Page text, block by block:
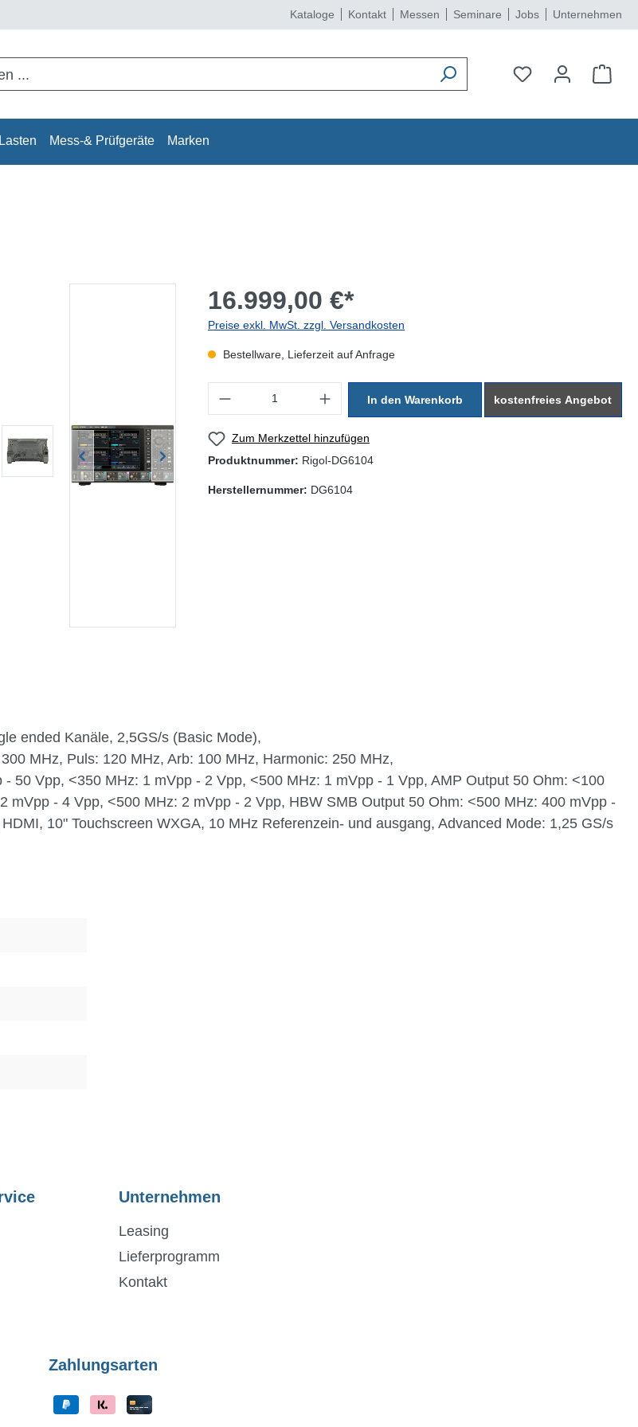
Kataloge Kontakt Messen Seminare Jobs Unternehmen
Mess-& Prüfgeräte Marken
16.999,00 €*
Preise exkl. MwSt. zzgl. Versandkosten
Bestellware, Lieferzeit auf Anfrage
In den Warenkorb
kostenfreies Angebot
Zum Merkzettel hinzufügen
Produktnummer: Rigol-DG6104
Herstellernummer: DG6104
ended Kanäle, 2,5GS/s (Basic Mode),
MHz, Puls: 120 MHz, Arb: 100 MHz, Harmonic: 250 MHz,
50 Vpp, <350 MHz: 1 mVpp - 2 Vpp, <500 MHz: 1 mVpp - 1 Vpp, AMP Output 50 Ohm: <100
- 4 Vpp, <500 MHz: 2 mVpp - 2 Vpp, HBW SMB Output 50 Ohm: <500 MHz: 400 mVpp -
10" Touchscreen WXGA, 10 MHz Referenzein- und ausgang, Advanced Mode: 1,25 GS/s
Unternehmen
Leasing
Lieferprogramm
Kontakt
Zahlungsarten